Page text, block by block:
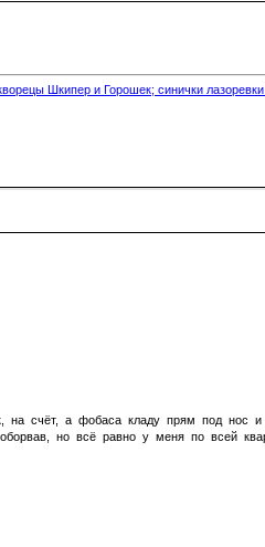
Шкипер и Горошек; синички
на счёт, а фобаса кладу прям под
но всё равно у меня по всей